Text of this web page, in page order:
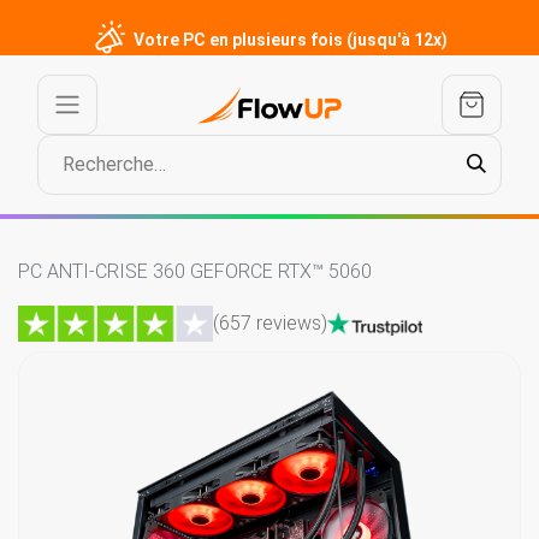
Votre PC en plusieurs fois (jusqu'à 12x)
PC ANTI-CRISE 360 GEFORCE RTX™ 5060
(657 reviews)